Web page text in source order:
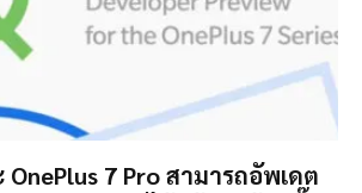
OnePlus 7 Pro สามารถอัพเดต